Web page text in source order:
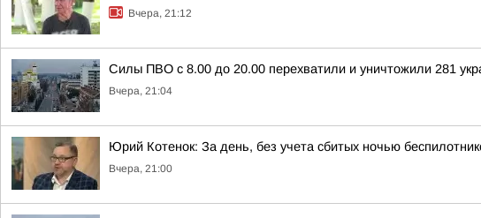
Вчера, 21:12
Силы ПВО с 8.00 до 20.00 перехватили и уничтожили 281
Вчера, 21:04
Юрий Котенок: За день, без учета сбитых ночью
Вчера, 21:00